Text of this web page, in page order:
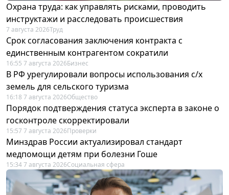
Охрана труда: как управлять рисками, проводить
инструктажи и расследовать происшествия
7 августа 2026Труд
Срок согласования заключения контракта с
единственным контрагентом сократили
16:55 7 августа 2026Бизнес
В РФ урегулировали вопросы использования с/х
земель для сельского туризма
16:18 7 августа 2026Общество
Порядок подтверждения статуса эксперта в законе о
госконтроле скорректировали
15:57 7 августа 2026Проверки
Минздрав России актуализировал стандарт
медпомощи детям при болезни Гоше
15:34 7 августа 2026Социальная сфера